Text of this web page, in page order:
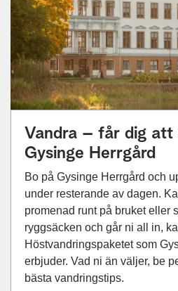
Vandra – får dig att
Gysinge Herrgård
Bo på Gysinge Herrgård och
under resterande av dagen.
promenad runt på bruket eller
ryggsäcken och går ni all in,
Höstvandringspaketet som
erbjuder. Vad ni än väljer, be
bästa vandringstips.